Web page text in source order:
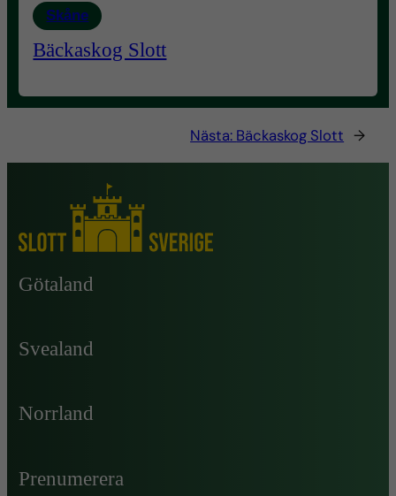
Skåne
Bäckaskog Slott
Nästa: Bäckaskog Slott →
Götaland
Svealand
Norrland
Prenumerera